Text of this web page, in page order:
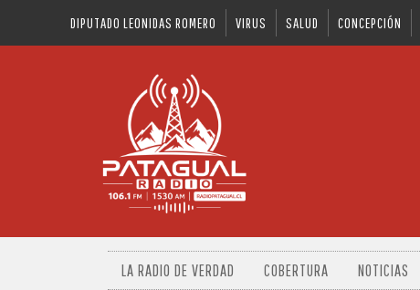
DIPUTADO LEONIDAS ROMERO VIRUS SALUD CONCEPCIÓN
LA RADIO DE VERDAD COBERTURA NOTICIAS